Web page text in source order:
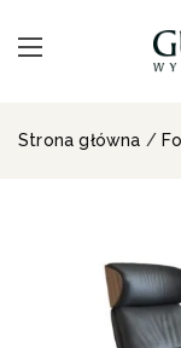
Strona główna /